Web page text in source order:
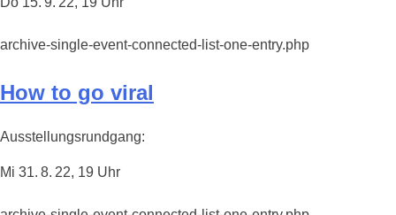
archive-single-event-connected-list-one-entry.php
How to go viral
Ausstellungsrundgang:
Mi 31. 8. 22, 19 Uhr